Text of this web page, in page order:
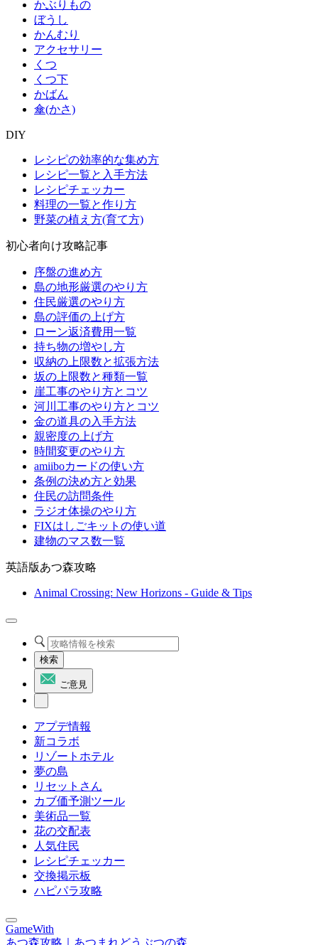
かぶりもの
ぼうし
かんむり
アクセサリー
くつ
くつ下
かばん
傘(かさ)
DIY
レシピの効率的な集め方
レシピ一覧と入手方法
レシピチェッカー
料理の一覧と作り方
野菜の植え方(育て方)
初心者向け攻略記事
序盤の進め方
島の地形厳選のやり方
住民厳選のやり方
島の評価の上げ方
ローン返済費用一覧
持ち物の増やし方
収納の上限数と拡張方法
坂の上限数と種類一覧
崖工事のやり方とコツ
河川工事のやり方とコツ
金の道具の入手方法
親密度の上げ方
時間変更のやり方
amiiboカードの使い方
条例の決め方と効果
住民の訪問条件
ラジオ体操のやり方
FIXはしごキットの使い道
建物のマス数一覧
英語版あつ森攻略
Animal Crossing: New Horizons - Guide & Tips
検索
ご意見
アプデ情報
新コラボ
リゾートホテル
夢の島
リセットさん
カブ価予測ツール
美術品一覧
花の交配表
人気住民
レシピチェッカー
交換掲示板
ハピパラ攻略
GameWith
あつ森攻略｜あつまれどうぶつの森